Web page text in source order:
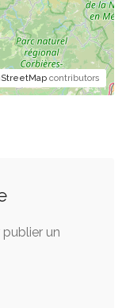
contributors
publier un